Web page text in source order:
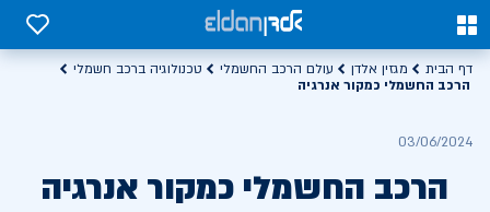
0
0
דף הבית מגזין אלדן עולם הרכב החשמלי
טכנולוגיה ברכב חשמלי
הרכב החשמלי כמקור אנרגיה
03/06/2024
הרכב החשמלי כמקור אנרגיה